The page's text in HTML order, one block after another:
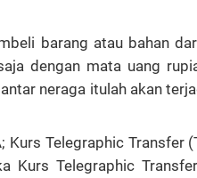
barang atau bahan
dengan mata uang
neraga itulah akan
Telegraphic Transfer
Kurs Telegraphic